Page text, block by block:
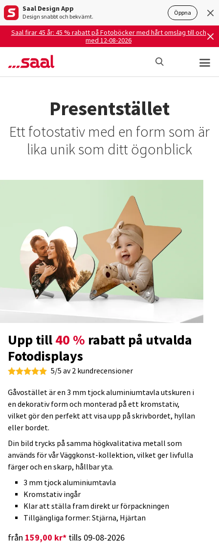
Saal Design App
Design snabbt och bekvämt. Öppna
Saal firar 45 år: 45 % rabatt på Fotoböcker med hårt omslag till och
med 12-08-2026
Presentstället
Ett fotostativ med en form som är
lika unik som ditt ögonblick
Upp till40 % rabatt på utvalda
Fotodisplays
5/5 av 2 kundrecensioner
Gåvostället är en 3 mm tjock aluminiumtavla utskuren i
en dekorativ form och monterad på ett kromstativ,
vilket gör den perfekt att visa upp på skrivbordet, hyllan
eller bordet.
Din bild trycks på samma högkvalitativa metall som
används för vår Väggkonst-kollektion, vilket ger livfulla
färger och en skarp, hållbar yta.
3 mm tjock aluminiumtavla
Kromstativ ingår
Klar att ställa fram direkt ur förpackningen
Tillgängliga former: Stjärna, Hjärtan
från 159,00 kr* tills 09-08-2026